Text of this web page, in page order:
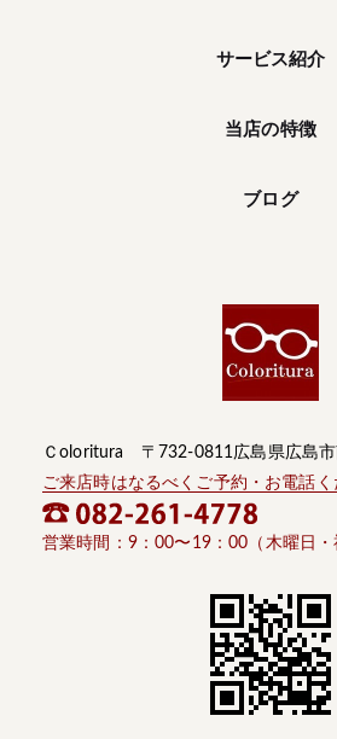
サービス紹介
当店の特徴
ブログ
Ｃoloritura 〒732-0811広島県広島
ご来店時はなるべくご予約・お電話く
営業時間：9：00〜19：00（木曜日・